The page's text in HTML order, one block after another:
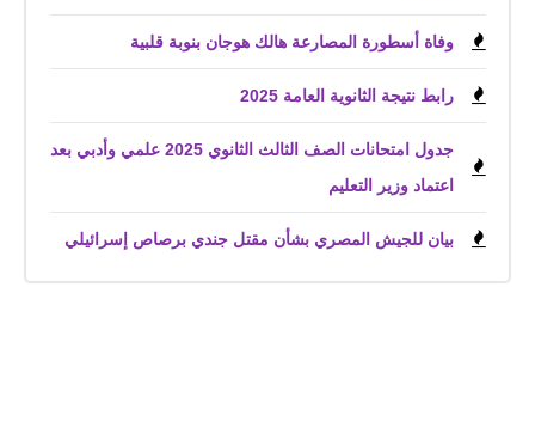
وفاة أسطورة المصارعة هالك هوجان بنوبة قلبية
رابط نتيجة الثانوية العامة 2025
جدول امتحانات الصف الثالث الثانوي 2025 علمي وأدبي بعد
اعتماد وزير التعليم
بيان للجيش المصري بشأن مقتل جندي برصاص إسرائيلي